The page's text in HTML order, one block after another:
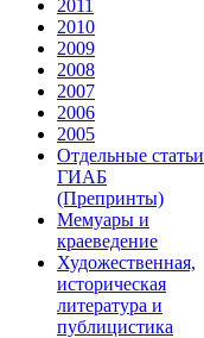
2011
2010
2009
2008
2007
2006
2005
Отдельные статьи
ГИАБ
(Препринты)
Мемуары и
краеведение
Художественная,
историческая
литература и
публицистика